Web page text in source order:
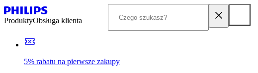
ProduktyObsługa klienta
5% rabatu na pierwsze zakupy